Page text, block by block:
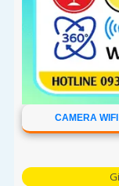
CAMERA